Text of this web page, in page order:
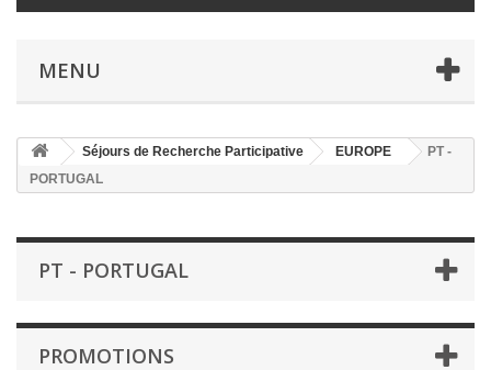
MENU
Séjours de Recherche Participative EUROPE
PT -
PORTUGAL
PT - PORTUGAL
PROMOTIONS